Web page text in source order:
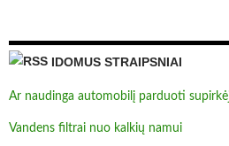
IDOMUS STRAIPSNIAI
Ar naudinga automobilį parduoti
Vandens filtrai nuo kalkių namui